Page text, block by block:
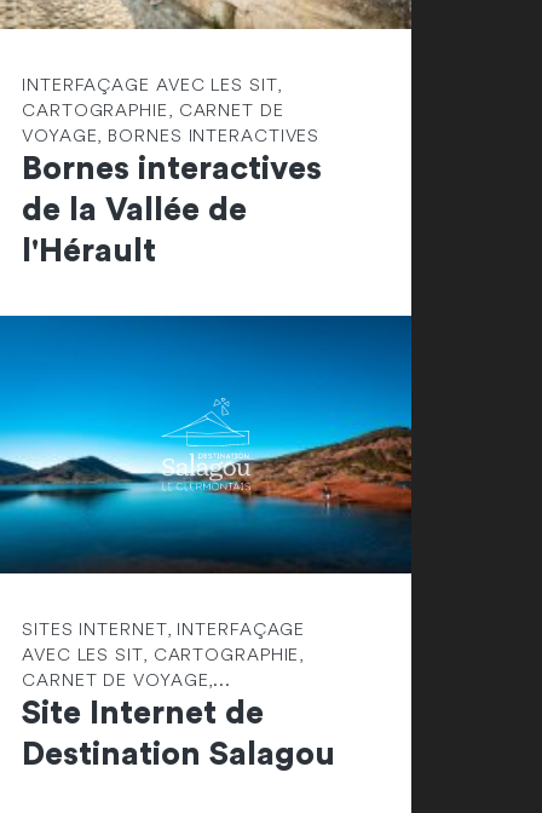
INTERFAÇAGE AVEC LES SIT,
CARTOGRAPHIE, CARNET DE
VOYAGE, BORNES INTERACTIVES
Bornes interactives
de la Vallée de
l'Hérault
SITES INTERNET, INTERFAÇAGE
AVEC LES SIT, CARTOGRAPHIE,
CARNET DE VOYAGE,...
Site Internet de
Destination Salagou